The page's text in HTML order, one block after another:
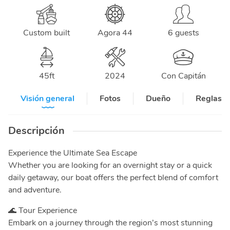
Custom built Agora 44 6 guests
45ft 2024
Con Capitán
Visión general
Fotos Dueño Reglas
Descripción
Experience the Ultimate Sea Escape
Whether you are looking for an overnight stay or a quick
daily getaway, our boat offers the perfect blend of comfort
and adventure.
🌊 Tour Experience
Embark on a journey through the region’s most stunning